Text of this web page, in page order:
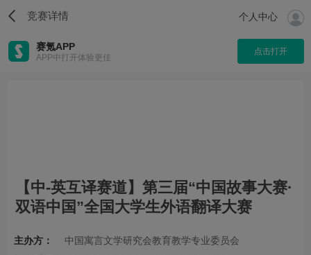
竞赛详情 个人中心
赛氪APP
APP中打开体验更佳
点击打开
【中-英互译赛道】第三届“中国故事大赛·
双语中国”全国大学生外语翻译大赛
主办方：
中国寓言文学研究会教育教学专业委员会